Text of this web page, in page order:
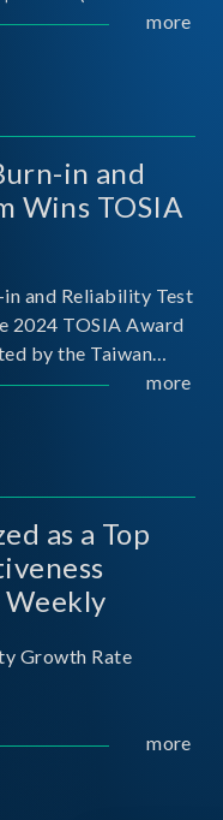
Delivery(PD) 전력
품들이 출시되고 있
바일 기기, 외장 스토
나의
more
in and
TOSIA
and Reliability Test
2024 TOSIA Award
by the Taiwan
Industry
more
as a Top
Weekly
Growth Rate
more